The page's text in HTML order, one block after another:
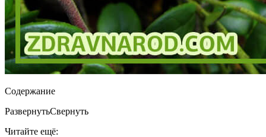
Содержание
РазвернутьСвернуть
Читайте ещё: